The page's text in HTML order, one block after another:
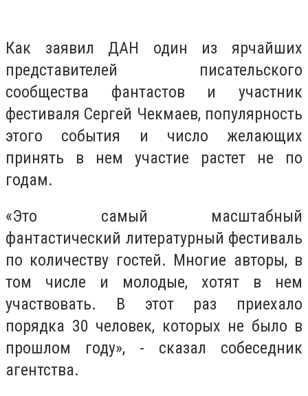
Как заявил ДАН один из ярчайших
представителей писательского
сообщества фантастов и участник
фестиваля Сергей Чекмаев, популярность
этого события и число желающих
принять в нем участие растет не по
годам.
«Это самый масштабный
фантастический литературный фестиваль
по количеству гостей. Многие авторы, в
том числе и молодые, хотят в нем
участвовать. В этот раз приехало
порядка 30 человек, которых не было в
прошлом году», - сказал собеседник
агентства.